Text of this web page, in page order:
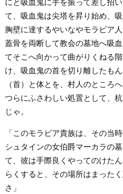
にと吸血鬼に手を振って差し招
て、吸血鬼は尖塔を昇り始め、
胸壁に達するやいなやモラビア
蓋骨を両断して教会の墓地へ吸
てそこへ向かって曲がりくねる
け、吸血鬼の首を切り離したも
（首）と体とを、村人のところ
つらにふさわしい処置として、
じゃ。
「このモラビア貴族は、その当
シュタインの女伯爵マーカラの
て、彼は手際良くやってのけた
らくすると、その場所はまった
さ」